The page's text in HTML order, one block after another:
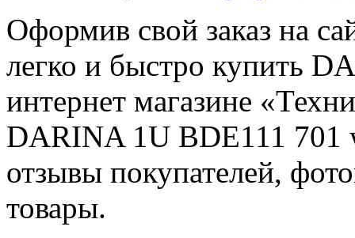
Оформив свой заказ на
легко и быстро купить
интернет магазине
DARINA 1U BDE111 701
отзывы покупателей,
товары.